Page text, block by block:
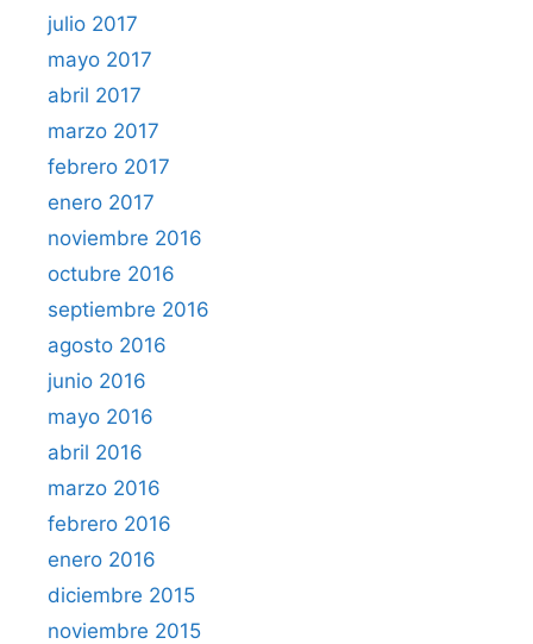
julio 2017
mayo 2017
abril 2017
marzo 2017
febrero 2017
enero 2017
noviembre 2016
octubre 2016
septiembre 2016
agosto 2016
junio 2016
mayo 2016
abril 2016
marzo 2016
febrero 2016
enero 2016
diciembre 2015
noviembre 2015